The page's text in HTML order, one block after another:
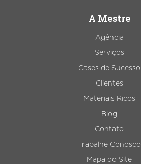
A Mestre
Agência
Serviços
Cases de Sucesso
Clientes
Materiais Ricos
Blog
Contato
Trabalhe Conosco
Mapa do Site